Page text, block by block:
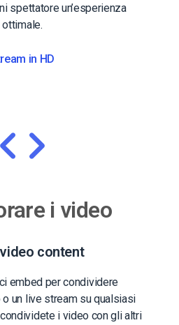
spettatore un’esperienza
ottimale.
in HD
i video
content
embed per condividere
un live stream su qualsiasi
i video con gli altri